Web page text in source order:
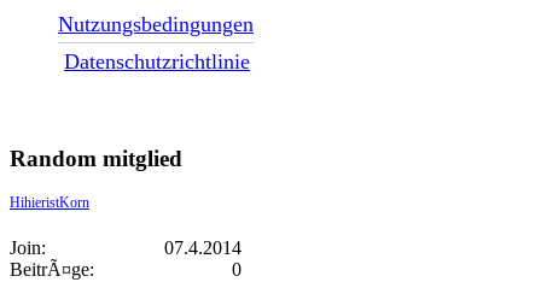
Nutzungsbedingungen
Datenschutzrichtlinie
Random mitglied
HihieristKorn
Join:
07.4.2014
BeitrÃ¤ge:
0